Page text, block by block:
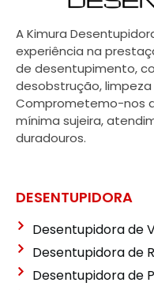
A Kimura
experiência na
de desentupimento,
desobstrução,
Comprometemo-nos
mínima sujeira,
duradouros.
DESENTUPIDORA
Desentupidora de
Desentupidora de
Desentupidora de